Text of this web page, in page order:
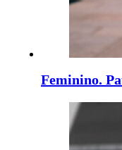
Feminino.